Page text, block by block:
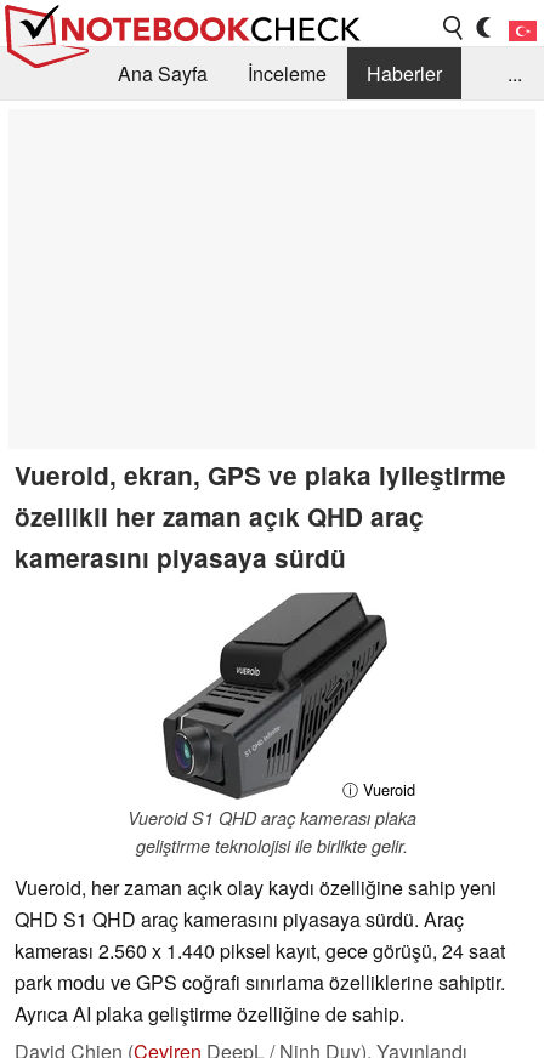
Ana Sayfa İnceleme
Haberler
...
Vueroid, ekran, GPS ve plaka iyileştirme
özellikli her zaman açık QHD araç
kamerasını piyasaya sürdü
ⓘ Vueroid
Vueroid S1 QHD araç kamerası plaka
geliştirme teknolojisi ile birlikte gelir.
Vueroid, her zaman açık olay kaydı özelliğine sahip yeni
QHD S1 QHD araç kamerasını piyasaya sürdü. Araç
kamerası 2.560 x 1.440 piksel kayıt, gece görüşü, 24 saat
park modu ve GPS coğrafi sınırlama özelliklerine sahiptir.
Ayrıca AI plaka geliştirme özelliğine de sahip.
David Chien (Çeviren DeepL / Ninh Duy), Yayınlandı